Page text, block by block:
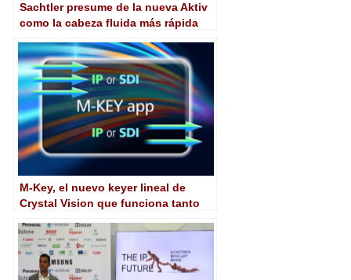
Sachtler presume de la nueva Aktiv
como la cabeza fluida más rápida
M-Key, el nuevo keyer lineal de
Crystal Vision que funciona tanto